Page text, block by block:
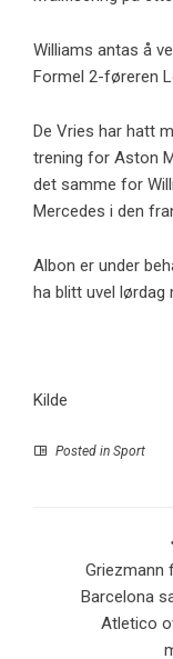
Williams antas å
Formel 2-føreren
De Vries har hatt
trening for Aston
det samme for
Mercedes i den
Albon er under
ha blitt uvel lørdag
Kilde
Posted in Sport
Griezmann
Barcelona
Atletico